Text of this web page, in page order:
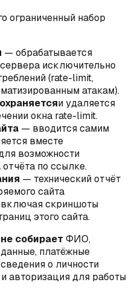
ограниченный набор
— обрабатывается
исключительно
(rate-limit,
атакам).
и удаляется
окна rate-limit.
— вводится самим
вместе
возможности
по ссылке.
— технический отчёт
сайта
включая скриншоты
этого сайта.
собирает ФИО,
платёжные
о личности
авторизация для работы